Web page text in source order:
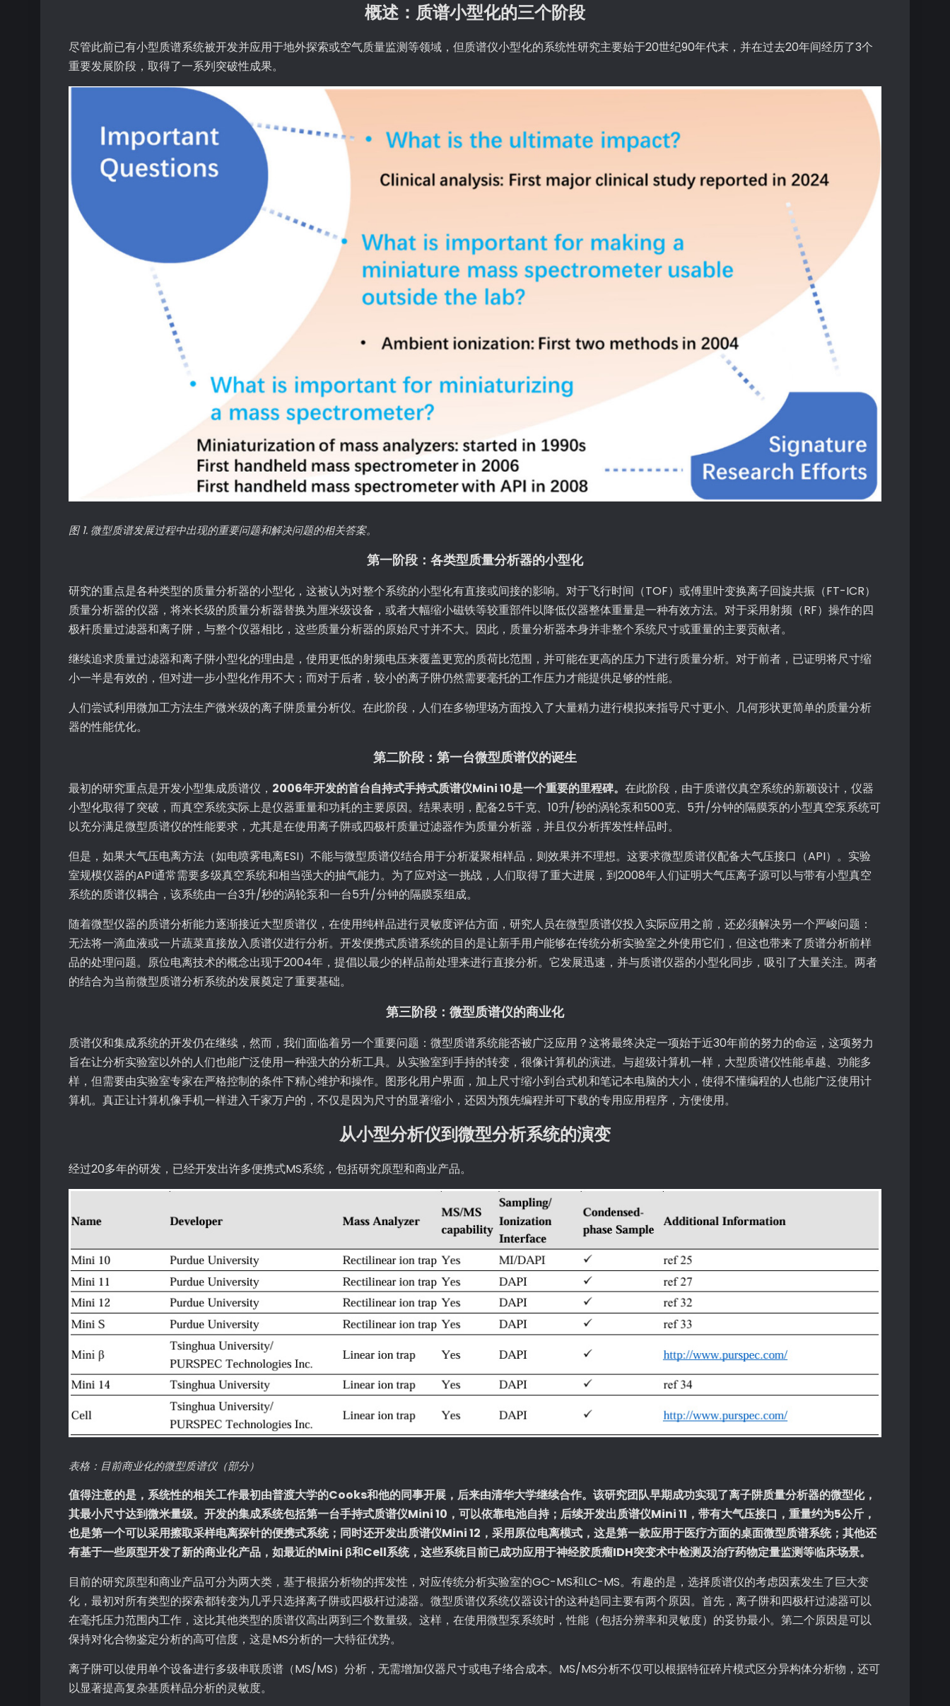
概述：质谱小型化的三个阶段
尽管此前已有小型质谱系统被开发并应用于地外探索或空气质量监测等领域，但质谱仪小型化的系统性研究主要始于20世纪90年代末，并在过去20年间经历了3个
重要发展阶段，取得了一系列突破性成果。
图 1. 微型质谱发展过程中出现的重要问题和解决问题的相关答案。
第一阶段：各类型质量分析器的小型化
研究的重点是各种类型的质量分析器的小型化，这被认为对整个系统的小型化有直接或间接的影响。对于飞行时间（TOF）或傅里叶变换离子回旋共振（FT-ICR）
质量分析器的仪器，将米长级的质量分析器替换为厘米级设备，或者大幅缩小磁铁等较重部件以降低仪器整体重量是一种有效方法。对于采用射频（RF）操作的四
极杆质量过滤器和离子阱，与整个仪器相比，这些质量分析器的原始尺寸并不大。因此，质量分析器本身并非整个系统尺寸或重量的主要贡献者。
继续追求质量过滤器和离子阱小型化的理由是，使用更低的射频电压来覆盖更宽的质荷比范围，并可能在更高的压力下进行质量分析。对于前者，已证明将尺寸缩
小一半是有效的，但对进一步小型化作用不大；而对于后者，较小的离子阱仍然需要毫托的工作压力才能提供足够的性能。
人们尝试利用微加工方法生产微米级的离子阱质量分析仪。在此阶段，人们在多物理场方面投入了大量精力进行模拟来指导尺寸更小、几何形状更简单的质量分析
器的性能优化。
第二阶段：第一台微型质谱仪的诞生
最初的研究重点是开发小型集成质谱仪， 2006年开发的首台自持式手持式质谱仪Mini 10是一个重要的里程碑。 在此阶段，由于质谱仪真空系统的新颖设计，仪器
小型化取得了突破，而真空系统实际上是仪器重量和功耗的主要原因。结果表明，配备2.5千克、10升/秒的涡轮泵和500克、5升/分钟的隔膜泵的小型真空泵系统可
以充分满足微型质谱仪的性能要求，尤其是在使用离子阱或四极杆质量过滤器作为质量分析器，并且仅分析挥发性样品时。
但是，如果大气压电离方法（如电喷雾电离ESI）不能与微型质谱仪结合用于分析凝聚相样品，则效果并不理想。这要求微型质谱仪配备大气压接口（API）。实验
室规模仪器的API通常需要多级真空系统和相当强大的抽气能力。为了应对这一挑战，人们取得了重大进展，到2008年人们证明大气压离子源可以与带有小型真空
系统的质谱仪耦合，该系统由一台3升/秒的涡轮泵和一台5升/分钟的隔膜泵组成。
随着微型仪器的质谱分析能力逐渐接近大型质谱仪，在使用纯样品进行灵敏度评估方面，研究人员在微型质谱仪投入实际应用之前，还必须解决另一个严峻问题：
无法将一滴血液或一片蔬菜直接放入质谱仪进行分析。开发便携式质谱系统的目的是让新手用户能够在传统分析实验室之外使用它们，但这也带来了质谱分析前样
品的处理问题。原位电离技术的概念出现于2004年，提倡以最少的样品前处理来进行直接分析。它发展迅速，并与质谱仪器的小型化同步，吸引了大量关注。两者
的结合为当前微型质谱分析系统的发展奠定了重要基础。
第三阶段：微型质谱仪的商业化
质谱仪和集成系统的开发仍在继续，然而，我们面临着另一个重要问题：微型质谱系统能否被广泛应用？这将最终决定一项始于近30年前的努力的命运，这项努力
旨在让分析实验室以外的人们也能广泛使用一种强大的分析工具。从实验室到手持的转变，很像计算机的演进。与超级计算机一样，大型质谱仪性能卓越、功能多
样，但需要由实验室专家在严格控制的条件下精心维护和操作。图形化用户界面，加上尺寸缩小到台式机和笔记本电脑的大小，使得不懂编程的人也能广泛使用计
算机。真正让计算机像手机一样进入千家万户的，不仅是因为尺寸的显著缩小，还因为预先编程并可下载的专用应用程序，方便使用。
从小型分析仪到微型分析系统的演变
经过20多年的研发，已经开发出许多便携式MS系统，包括研究原型和商业产品。
表格：目前商业化的微型质谱仪（部分）
值得注意的是，系统性的相关工作最初由普渡大学的Cooks和他的同事开展，后来由清华大学继续合作。该研究团队早期成功实现了离子阱质量分析器的微型化，
其最小尺寸达到微米量级。开发的集成系统包括第一台手持式质谱仪Mini 10，可以依靠电池自持；后续开发出质谱仪Mini 11，带有大气压接口，重量约为5公斤，
也是第一个可以采用擦取采样电离探针的便携式系统；同时还开发出质谱仪Mini 12，采用原位电离模式，这是第一款应用于医疗方面的桌面微型质谱系统；其他还
有基于一些原型开发了新的商业化产品，如最近的Mini β和Cell系统，这些系统目前已成功应用于神经胶质瘤IDH突变术中检测及治疗药物定量监测等临床场景。
目前的研究原型和商业产品可分为两大类，基于根据分析物的挥发性，对应传统分析实验室的GC-MS和LC-MS。有趣的是，选择质谱仪的考虑因素发生了巨大变
化，最初对所有类型的探索都转变为几乎只选择离子阱或四极杆过滤器。微型质谱仪系统仪器设计的这种趋同主要有两个原因。首先，离子阱和四极杆过滤器可以
在毫托压力范围内工作，这比其他类型的质谱仪高出两到三个数量级。这样，在使用微型泵系统时，性能（包括分辨率和灵敏度）的妥协最小。第二个原因是可以
保持对化合物鉴定分析的高可信度，这是MS分析的一大特征优势。
离子阱可以使用单个设备进行多级串联质谱（MS/MS）分析，无需增加仪器尺寸或电子络合成本。MS/MS分析不仅可以根据特征碎片模式区分异构体分析物，还可
以显著提高复杂基质样品分析的灵敏度。